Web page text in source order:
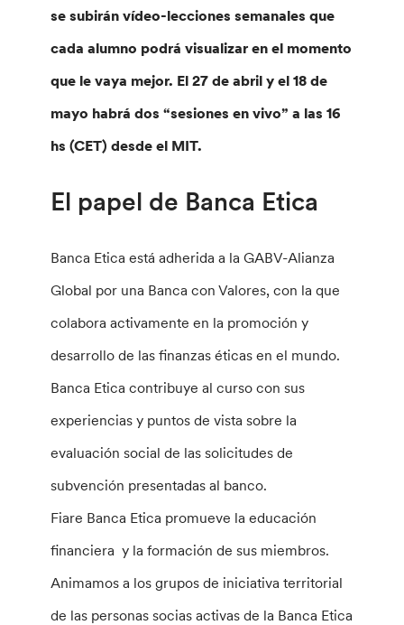
se subirán vídeo-lecciones semanales que
cada alumno podrá visualizar en el momento
que le vaya mejor. El 27 de abril y el 18 de
mayo habrá dos “sesiones en vivo” a las 16
hs (CET) desde el MIT.
El papel de Banca Etica
Banca Etica está adherida a la GABV-Alianza
Global por una Banca con Valores, con la que
colabora activamente en la promoción y
desarrollo de las finanzas éticas en el mundo.
Banca Etica contribuye al curso con sus
experiencias y puntos de vista sobre la
evaluación social de las solicitudes de
subvención presentadas al banco.
Fiare Banca Etica promueve la educación
financiera y la formación de sus miembros.
Animamos a los grupos de iniciativa territorial
de las personas socias activas de la Banca Etica